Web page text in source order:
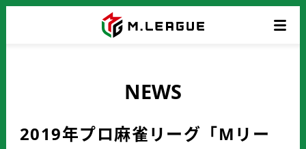
NEWS
2019年プロ麻雀リーグ「Mリー